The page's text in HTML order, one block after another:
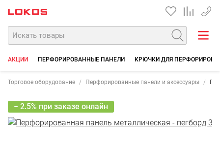
+7
АКЦИИ ПЕРФОРИРОВАННЫЕ ПАНЕЛИ КРЮЧКИ ДЛЯ
Торговое оборудование Перфорированные панели и аксессуары
− 2.5% при заказе онлайн